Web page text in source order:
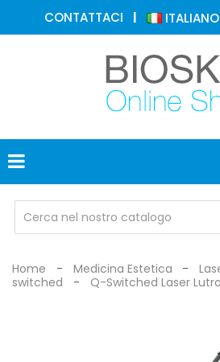
CONTATTACI ITALIANO
MEDICINA
ESTETICA
DERMATOLOGIA
FOTOTERAPIA
ELETTROMEDICALI
MEDICO
OCCHIALI
DI
Home Medicina Estetica
switched
Q-Switched Laser